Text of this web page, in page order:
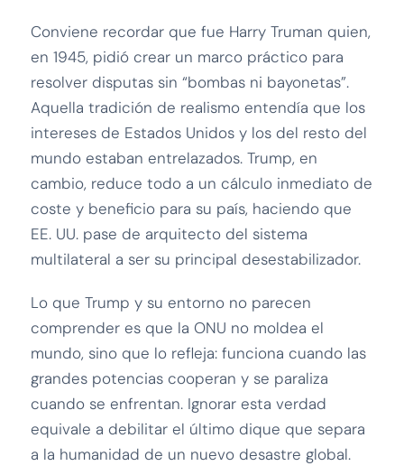
Conviene recordar que fue Harry Truman quien,
en 1945, pidió crear un marco práctico para
resolver disputas sin “bombas ni bayonetas”.
Aquella tradición de realismo entendía que los
intereses de Estados Unidos y los del resto del
mundo estaban entrelazados. Trump, en
cambio, reduce todo a un cálculo inmediato de
coste y beneficio para su país, haciendo que
EE. UU. pase de arquitecto del sistema
multilateral a ser su principal desestabilizador.
Lo que Trump y su entorno no parecen
comprender es que la ONU no moldea el
mundo, sino que lo refleja: funciona cuando las
grandes potencias cooperan y se paraliza
cuando se enfrentan. Ignorar esta verdad
equivale a debilitar el último dique que separa
a la humanidad de un nuevo desastre global.